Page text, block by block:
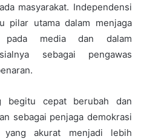
masyarakat. Independensi
pilar utama dalam menjaga
pada media dan dalam
sebagai pengawas
begitu cepat berubah dan
sebagai penjaga demokrasi
yang akurat menjadi lebih